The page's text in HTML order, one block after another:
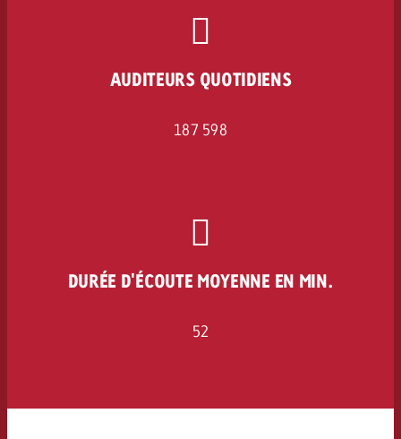
AUDITEURS QUOTIDIENS
187 598
DURÉE D'ÉCOUTE MOYENNE EN MIN.
52